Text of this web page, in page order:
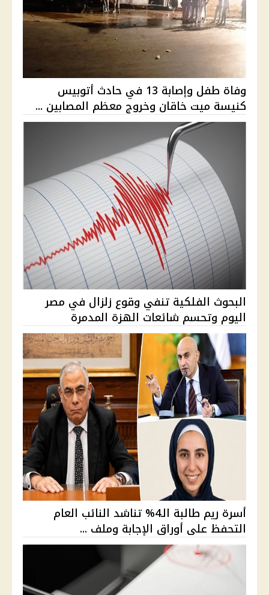
وفاة طفل وإصابة 13 في حادث أتوبيس
كنيسة ميت خاقان وخروج معظم المصابين ...
البحوث الفلكية تنفي وقوع زلزال في مصر
اليوم وتحسم شائعات الهزة المدمرة
أسرة ريم طالبة الـ4% تناشد النائب العام
التحفظ على أوراق الإجابة وملف ...